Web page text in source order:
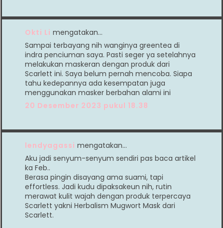
Okti Li mengatakan…
Sampai terbayang nih wanginya greentea di
indra penciuman saya. Pasti seger ya setelahnya
melakukan maskeran dengan produk dari
Scarlett ini. Saya belum pernah mencoba. Siapa
tahu kedepannya ada kesempatan juga
menggunakan masker berbahan alami ini
20 Desember 2023 pukul 18.38
lendyagassi mengatakan…
Aku jadi senyum-senyum sendiri pas baca artikel
ka Feb..
Berasa pingin disayang ama suami, tapi
effortless. Jadi kudu dipaksakeun nih, rutin
merawat kulit wajah dengan produk terpercaya
Scarlett yakni Herbalism Mugwort Mask dari
Scarlett.